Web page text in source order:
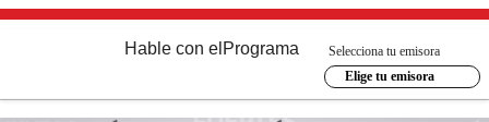
Hable con el Programa
Selecciona tu emisora
Elige tu emisora